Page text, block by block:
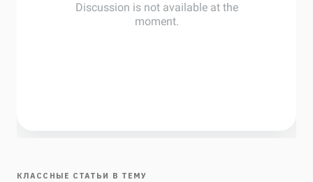
КЛАССНЫЕ СТАТЬИ В ТЕМУ